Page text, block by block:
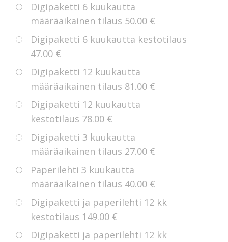
Digipaketti 6 kuukautta
määräaikainen tilaus 50.00 €
Digipaketti 6 kuukautta kestotilaus
47.00 €
Digipaketti 12 kuukautta
määräaikainen tilaus 81.00 €
Digipaketti 12 kuukautta
kestotilaus 78.00 €
Digipaketti 3 kuukautta
määräaikainen tilaus 27.00 €
Paperilehti 3 kuukautta
määräaikainen tilaus 40.00 €
Digipaketti ja paperilehti 12 kk
kestotilaus 149.00 €
Digipaketti ja paperilehti 12 kk